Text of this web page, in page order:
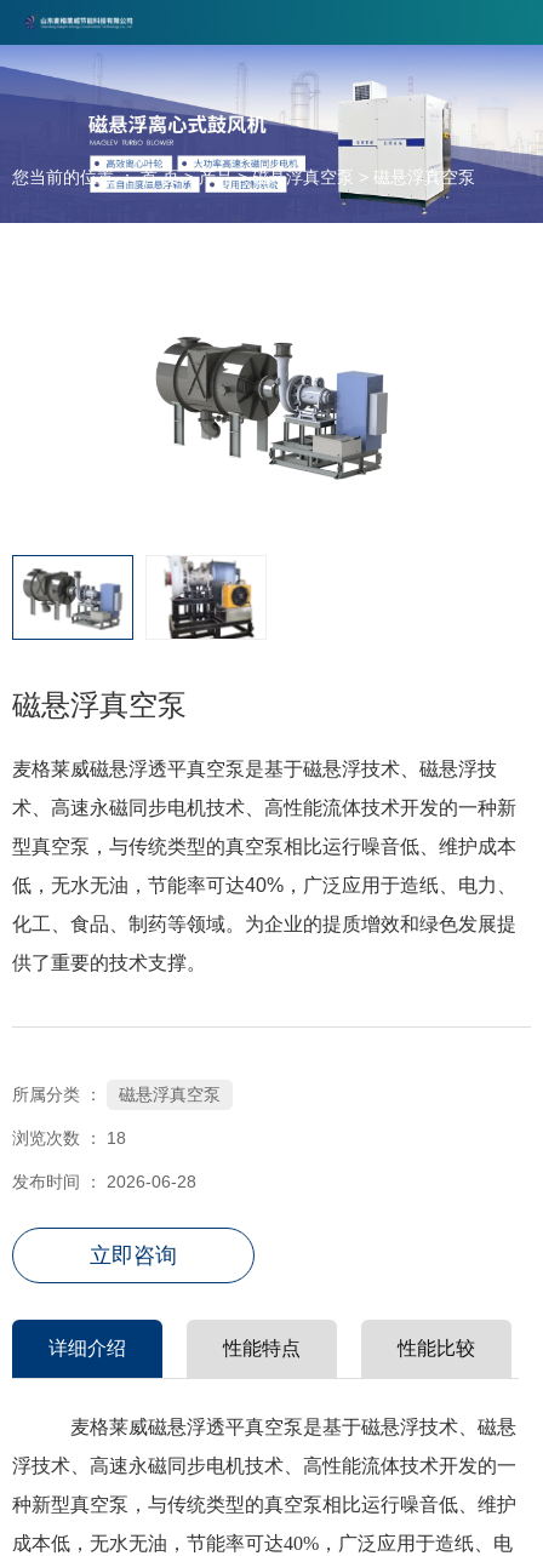
山东麦格莱威节能科技有限公司专注磁悬浮行业，欢迎合作咨询！
联系电话：17860579378 邮箱：maigelaiwei@163.com
您当前的位置 ： 首 页>产品 >磁悬浮真空泵 > 磁悬浮真空泵
磁悬浮真空泵
麦格莱威磁悬浮透平真空泵是基于磁悬浮技术、磁悬浮技
术、高速永磁同步电机技术、高性能流体技术开发的一种新
型真空泵，与传统类型的真空泵相比运行噪音低、维护成本
低，无水无油，节能率可达40%，广泛应用于造纸、电力、
化工、食品、制药等领域。为企业的提质增效和绿色发展提
供了重要的技术支撑。
所属分类 ： 磁悬浮真空泵
浏览次数 ： 18
发布时间 ： 2026-06-28
立即咨询
详细介绍 性能特点 性能比较
麦格莱威磁悬浮透平真空泵是基于磁悬浮技术、磁悬
浮技术、高速永磁同步电机技术、高性能流体技术开发的一
种新型真空泵，与传统类型的真空泵相比运行噪音低、维护
成本低，无水无油，节能率可达40%，广泛应用于造纸、电